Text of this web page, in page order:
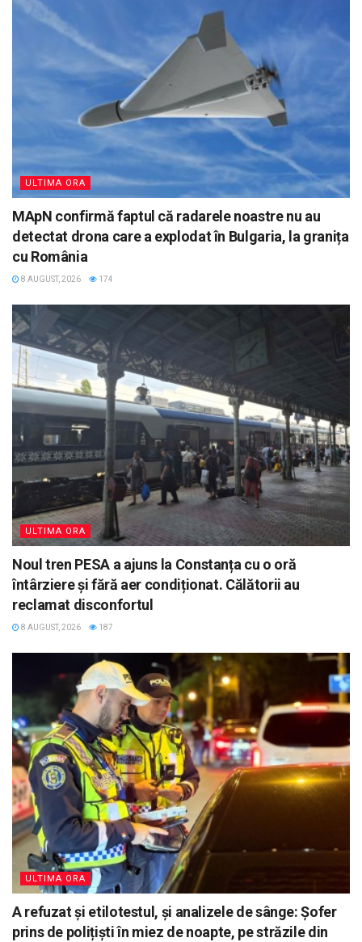
ULTIMA ORA
MApN confirmă faptul că radarele noastre nu au
detectat drona care a explodat în Bulgaria, la granița
cu România
8 AUGUST, 2026 174
ULTIMA ORA
Noul tren PESA a ajuns la Constanța cu o oră
întârziere și fără aer condiționat. Călătorii au
reclamat disconfortul
8 AUGUST, 2026 187
ULTIMA ORA
A refuzat și etilotestul, și analizele de sânge: Șofer
prins de polițiști în miez de noapte, pe străzile din